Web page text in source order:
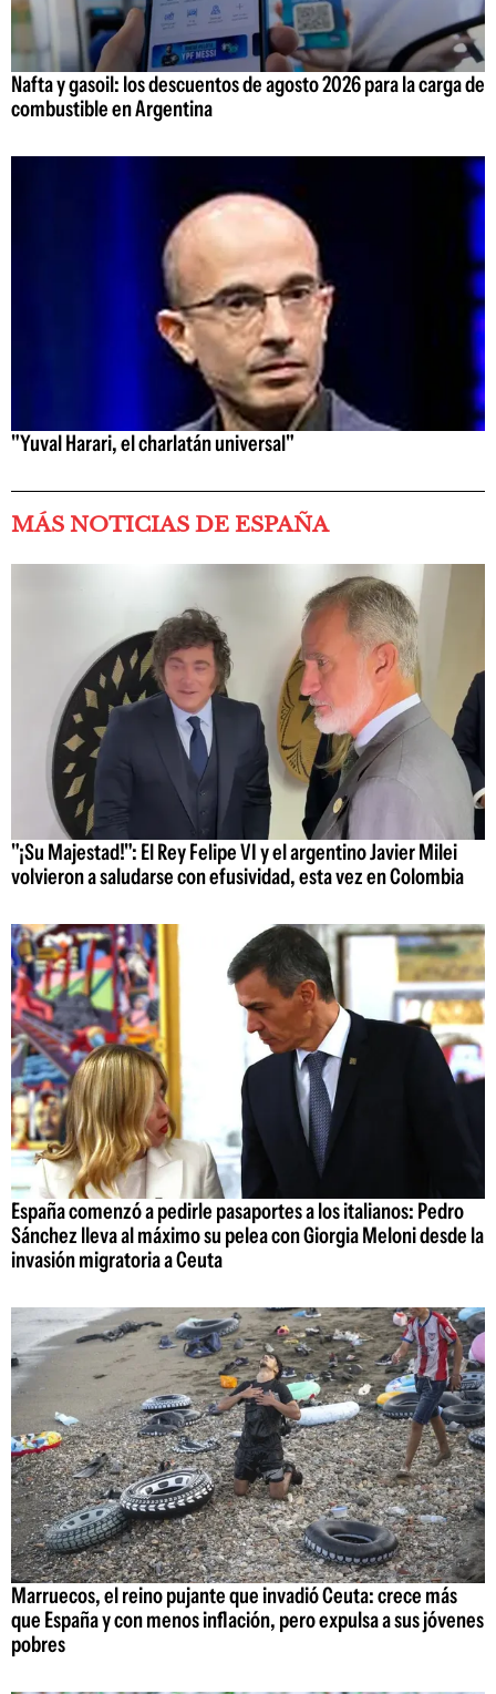
Nafta y gasoil: los descuentos de agosto 2026 para la carga de
combustible en Argentina
"Yuval Harari, el charlatán universal"
MÁS NOTICIAS DE ESPAÑA
"¡Su Majestad!": El Rey Felipe VI y el argentino Javier Milei
volvieron a saludarse con efusividad, esta vez en Colombia
España comenzó a pedirle pasaportes a los italianos: Pedro
Sánchez lleva al máximo su pelea con Giorgia Meloni desde la
invasión migratoria a Ceuta
Marruecos, el reino pujante que invadió Ceuta: crece más
que España y con menos inflación, pero expulsa a sus jóvenes
pobres